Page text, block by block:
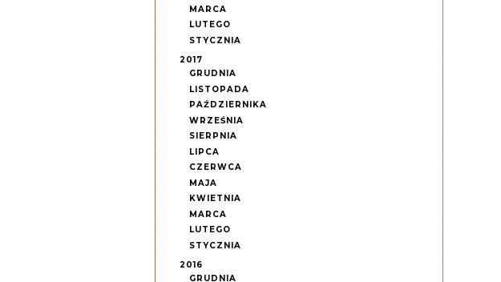
MARCA
LUTEGO
STYCZNIA
2017
GRUDNIA
LISTOPADA
PAŹDZIERNIKA
WRZEŚNIA
SIERPNIA
LIPCA
CZERWCA
MAJA
KWIETNIA
MARCA
LUTEGO
STYCZNIA
2016
GRUDNIA